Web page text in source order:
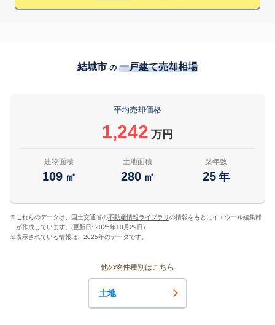
結城市 の 一戸建て売却相場
平均売却価格
1,242 万円
建物面積
109 ㎡
土地面積
280 ㎡
築年数
25 年
※ これらのデータは、国土交通省の不動産情報ライブラリの情報をもとにイエウール編集部
が作成しています。(更新日: 2025年10月29日)
※表示されている情報は、2025年のデータです。
他の物件種別はこちら
土地